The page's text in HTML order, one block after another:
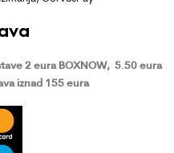
2 eura BOXNOW, 5.50 eura
iznad 155 eura